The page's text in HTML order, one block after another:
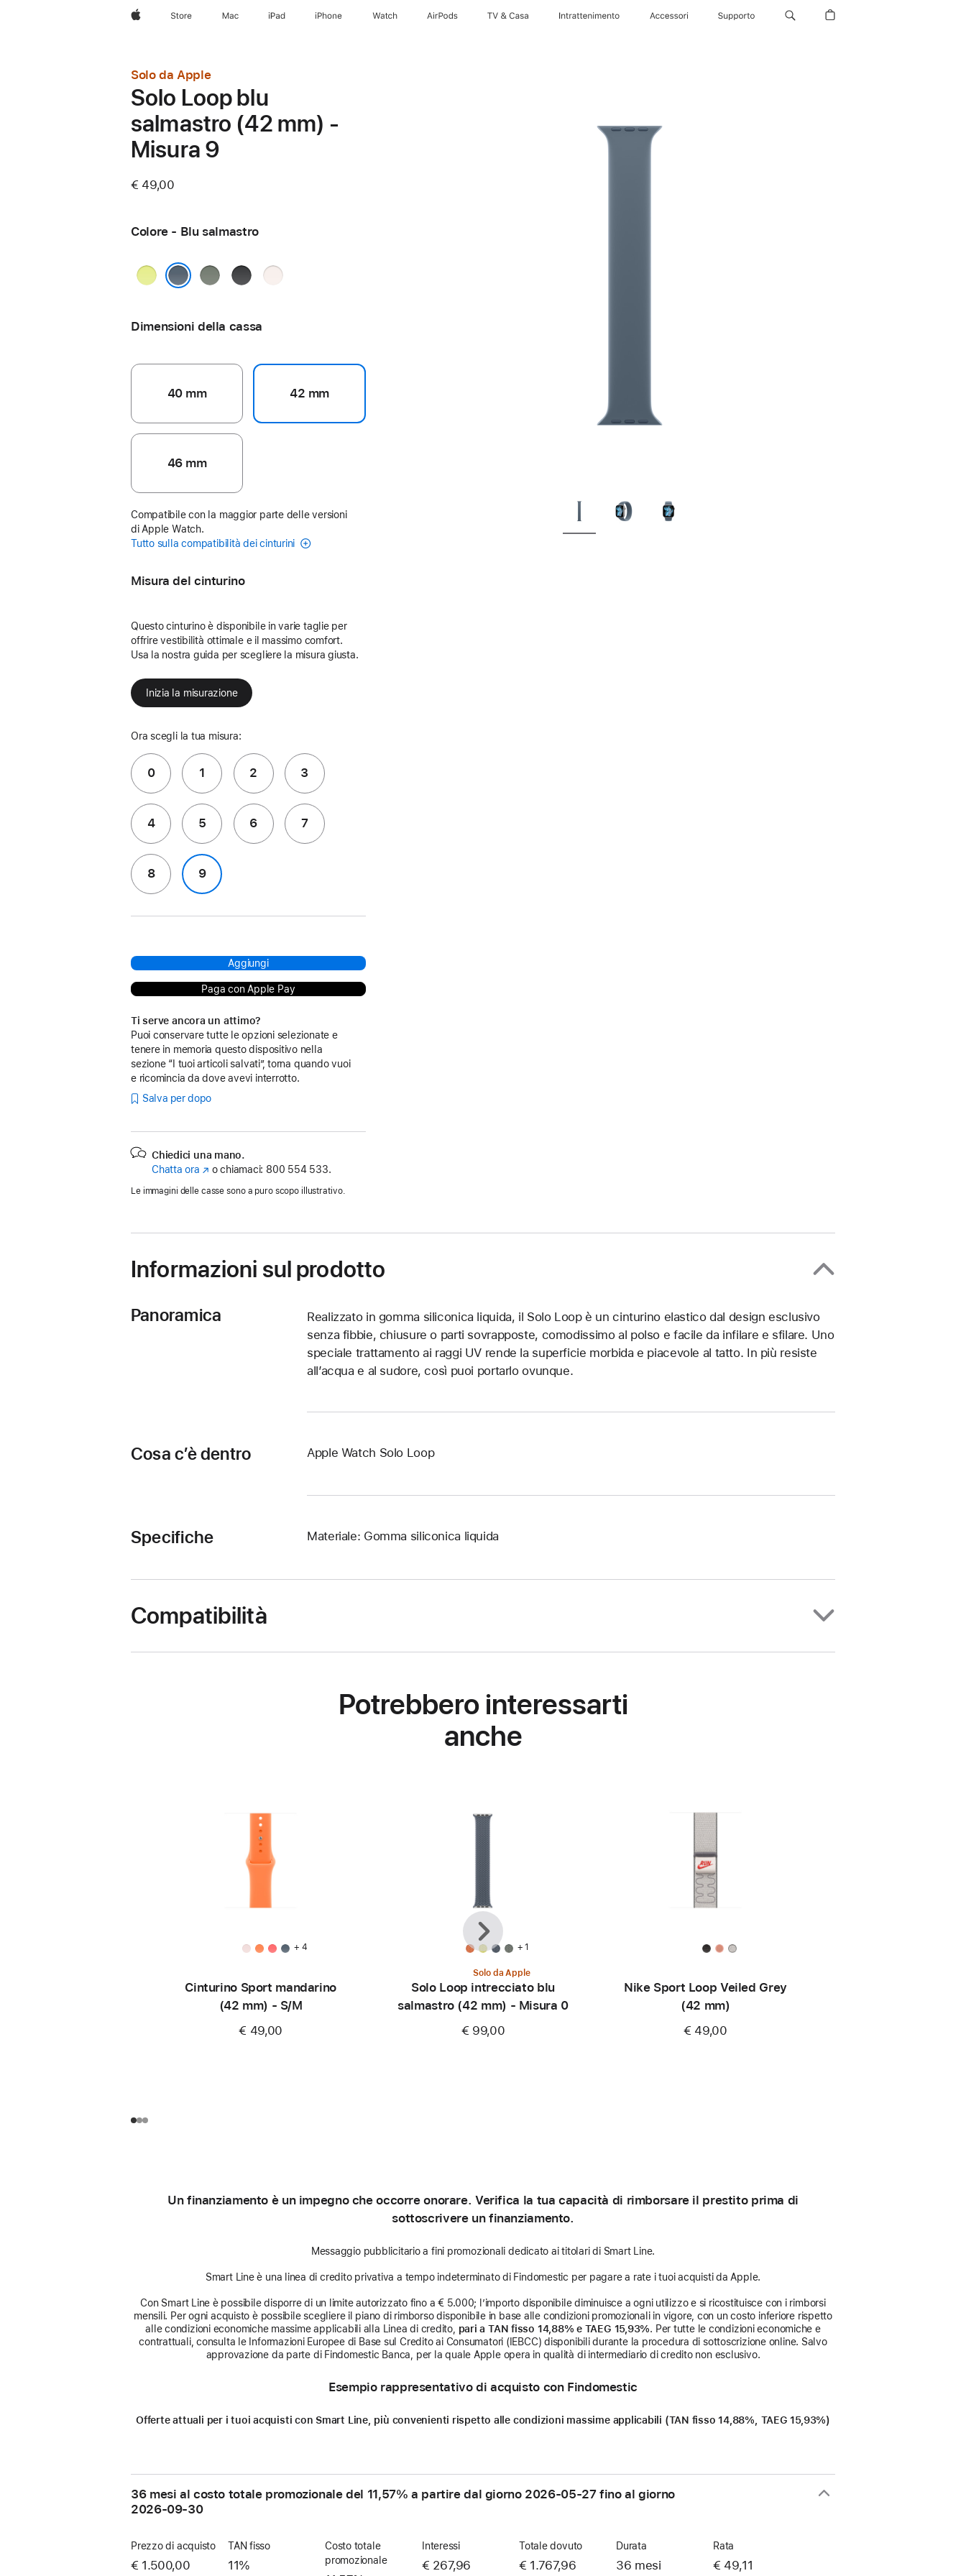
AppleStore Mac iPad iPhone Watch AirPods TV & Casa Intrattenimento Accessori Supporto
Solo da Apple
Solo Loop blu
salmastro (42 mm) -
Misura 9
€ 49,00
Colore - Blu salmastro
Giallo
Grigioverde
Nero
Rosa
Dimensioni della cassa
40 mm 42 mm
46 mm
Compatibile con la maggior parte delle versioni
di Apple Watch.
Tutto sulla compatibilità dei cinturini
Misura del cinturino
Questo cinturino è disponibile in varie taglie per
offrire vestibilità ottimale e il massimo comfort.
Usa la nostra guida per scegliere la misura giusta.
Inizia la misurazione
Ora scegli la tua misura:
0 1 2 3
4 5 6 7
8 9
Aggiungi
Paga con Apple Pay
Ti serve ancora un attimo?
Puoi conservare tutte le opzioni selezionate e
tenere in memoria questo dispositivo nella
sezione “I tuoi articoli salvati”, torna quando vuoi
e ricomincia da dove avevi interrotto.
Salva per dopo
Chiedici una mano.
Chatta ora (Si o chiamaci: 800 554 533.
Le immagini delle casse sono a puro scopo illustrativo.
Informazioni sul prodotto
Panoramica
Realizzato in gomma siliconica liquida, il Solo Loop è un cinturino elastico dal design esclusivo
senza fibbie, chiusure o parti sovrapposte, comodissimo al polso e facile da infilare e sfilare. Uno
speciale trattamento ai raggi UV rende la superficie morbida e piacevole al tatto. In più resiste
all’acqua e al sudore, così puoi portarlo ovunque.
Cosa c’è dentro Apple Watch Solo Loop
Specifiche Materiale: Gomma siliconica liquida
Compatibilità
Potrebbero interessarti
anche
+ 4
Cinturino Sport mandarino
(42 mm) - S/M
€ 49,00
+ 1
Solo da Apple
Solo Loop intrecciato blu
salmastro (42 mm) - Misura 0
€ 99,00
Nike Sport Loop Veiled Grey
(42 mm)
€ 49,00
Precedente
Avanti
Un finanziamento è un impegno che occorre onorare. Verifica la tua capacità di rimborsare il prestito prima di
sottoscrivere un finanziamento.
Messaggio pubblicitario a fini promozionali dedicato ai titolari di Smart Line.
Smart Line è una linea di credito privativa a tempo indeterminato di Findomestic per pagare a rate i tuoi acquisti da Apple.
Con Smart Line è possibile disporre di un limite autorizzato fino a € 5.000; l’importo disponibile diminuisce a ogni utilizzo e si ricostituisce con i rimborsi
mensili. Per ogni acquisto è possibile scegliere il piano di rimborso disponibile in base alle condizioni promozionali in vigore, con un costo inferiore rispetto
alle condizioni economiche massime applicabili alla Linea di credito, pari a TAN fisso 14,88% e TAEG 15,93%. Per tutte le condizioni economiche e
contrattuali, consulta le Informazioni Europee di Base sul Credito ai Consumatori (IEBCC) disponibili durante la procedura di sottoscrizione online. Salvo
approvazione da parte di Findomestic Banca, per la quale Apple opera in qualità di intermediario di credito non esclusivo.
Esempio rappresentativo di acquisto con Findomestic
Offerte attuali per i tuoi acquisti con Smart Line, più convenienti rispetto alle condizioni massime applicabili (TAN fisso 14,88%, TAEG 15,93%)
36 mesi al costo totale promozionale del 11,57% a partire dal giorno 2026-05-27fino al giorno
2026-09-30
Prezzo di acquisto
€ 1.500,00
TAN fisso
11%
Costo totale
promozionale
Interessi
€ 267,96
Totale dovuto
€ 1.767,96
Durata
36 mesi
Rata
€ 49,11